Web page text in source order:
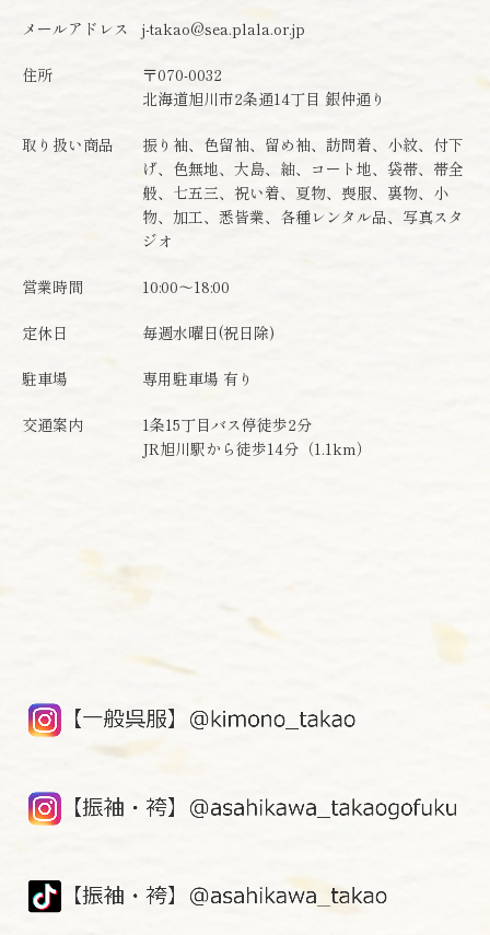
メールアドレス j-takao@sea.plala.or.jp
住所
〒070-0032
北海道旭川市2条通14丁目 銀仲通り
取り扱い商品
振り袖、色留袖、留め袖、訪問着、小紋、付下
げ、色無地、大島、紬、コート地、袋帯、帯全
般、七五三、祝い着、夏物、喪服、裏物、小
物、加工、悉皆業、各種レンタル品、写真スタ
ジオ
営業時間 10:00～18:00
定休日 毎週水曜日(祝日除)
駐車場 専用駐車場 有り
交通案内
1条15丁目バス停徒歩2分
JR旭川駅から徒歩14分（1.1km）